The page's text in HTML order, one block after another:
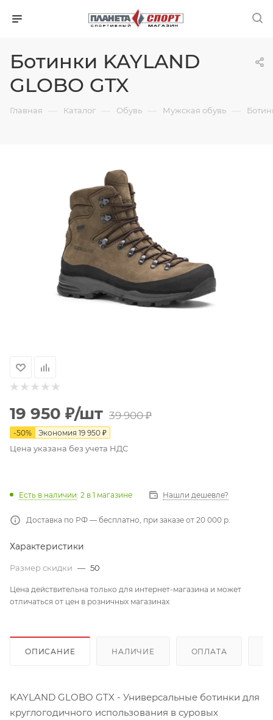
Ботинки KAYLAND
GLOBO GTX
Главная — Каталог — Обувь — Мужская обувь —
19 950 ₽/шт 39 900₽
-50% Экономия 19 950 ₽
Цена указана без учета НДС
Есть в наличии: 2 в 1 магазине Нашли дешевле?
Доставка по РФ — бесплатно, при заказе от 20 000 р.
Характеристики
Размер скидки — 50
Цена действительна только для интернет-магазина и может
отличаться от цен в розничных магазинах
ОПИСАНИЕ НАЛИЧИЕ ОПЛАТА
KAYLAND GLOBO GTX - Универсальные ботинки для
круглогодичного использования в суровых